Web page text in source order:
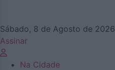
Sábado, 8 de Agosto de 2026
Assinar
Na Cidade